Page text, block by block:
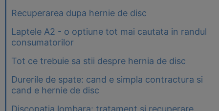
Recuperarea dupa hernie de disc
Laptele A2 - o optiune tot mai cautata in randul
consumatorilor
Tot ce trebuie sa stii despre hernia de disc
Durerile de spate: cand e simpla contractura si
cand e hernie de disc
Discopatia lombara: tratament si recuperare